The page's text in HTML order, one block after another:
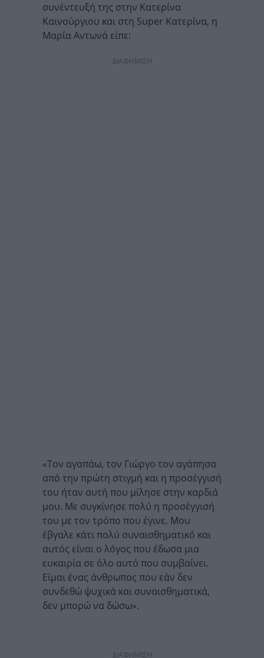
συνέντευξή της στην Κατερίνα
Καινούργιου και στη Super Κατερίνα, η
Μαρία Αντωνά είπε:
ΔΙΑΦΗΜΙΣΗ
«Τον αγαπάω, τον Γιώργο τον αγάπησα
από την πρώτη στιγμή και η προσέγγισή
του ήταν αυτή που μίλησε στην καρδιά
μου. Με συγκίνησε πολύ η προσέγγισή
του με τον τρόπο που έγινε. Μου
έβγαλε κάτι πολύ συναισθηματικό και
αυτός είναι ο λόγος που έδωσα μια
ευκαιρία σε όλο αυτό που συμβαίνει.
Είμαι ένας άνθρωπος που εάν δεν
συνδεθώ ψυχικά και συναισθηματικά,
δεν μπορώ να δώσω».
ΔΙΑΦΗΜΙΣΗ